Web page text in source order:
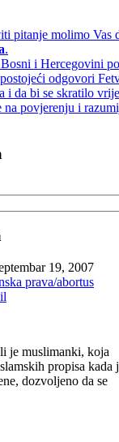
pitanje molimo Vas
.
i Hercegovini
odgovori
i da bi se skratilo
na povjerenju i
19, 2007
prava/abortus
je muslimanki, koja
propisa kada
dozvoljeno da se